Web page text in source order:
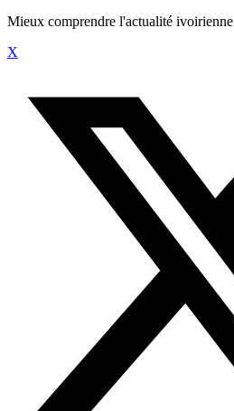
Mieux comprendre l'actualité ivoirienne
X